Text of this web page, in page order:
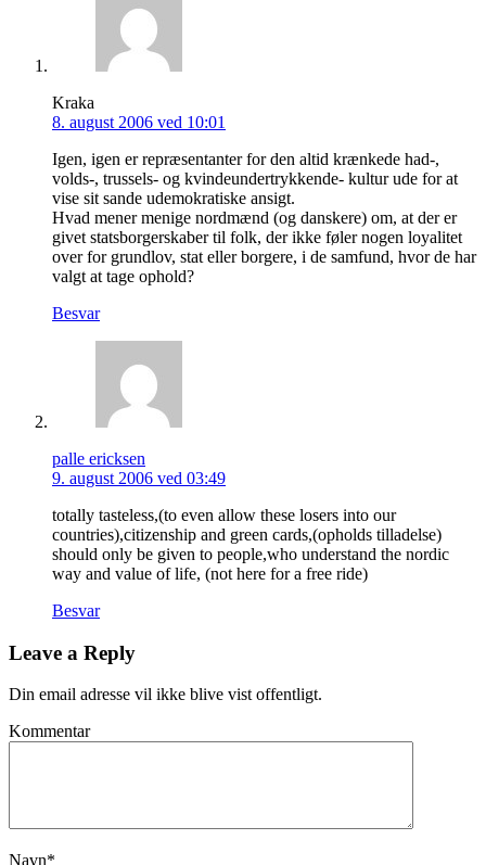
Kraka
8. august 2006 ved 10:01
Igen, igen er repræsentanter for den altid krænkede had-,
volds-, trussels- og kvindeundertrykkende- kultur ude for at
vise sit sande udemokratiske ansigt.
Hvad mener menige nordmænd (og danskere) om, at der er
givet statsborgerskaber til folk, der ikke føler nogen loyalitet
over for grundlov, stat eller borgere, i de samfund, hvor de har
valgt at tage ophold?
Besvar
palle ericksen
9. august 2006 ved 03:49
totally tasteless,(to even allow these losers into our
countries),citizenship and green cards,(opholds tilladelse)
should only be given to people,who understand the nordic
way and value of life, (not here for a free ride)
Besvar
Leave a Reply
Din email adresse vil ikke blive vist offentligt.
Kommentar
Navn*